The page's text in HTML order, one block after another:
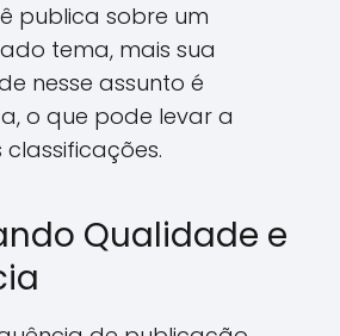
publica sobre um
tema, mais sua
nesse assunto é
o que pode levar a
classificações.
Qualidade e